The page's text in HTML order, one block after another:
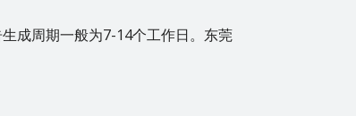
成周期一般为7-14个工作日。东莞